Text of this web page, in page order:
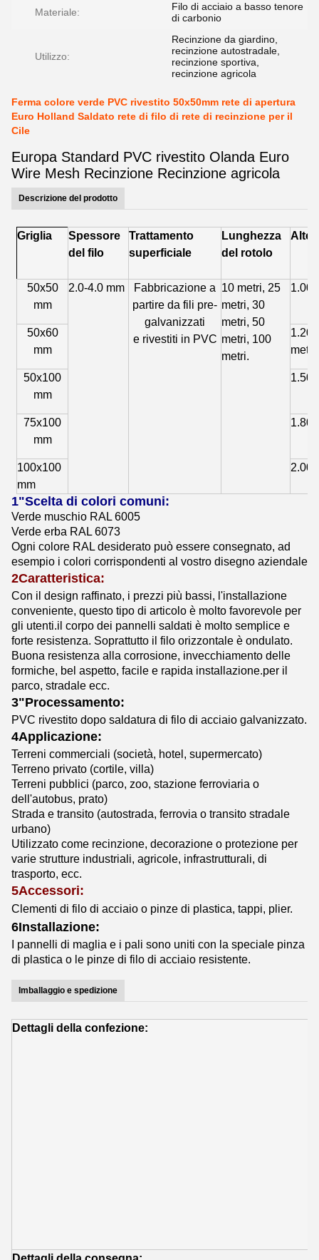
Materiale:
Filo di acciaio a basso tenore
di carbonio
Utilizzo:
Recinzione da giardino,
recinzione autostradale,
recinzione sportiva,
recinzione agricola
Ferma colore verde PVC rivestito 50x50mm rete di apertura
Euro Holland Saldato rete di filo di rete di recinzione per il
Cile
Europa Standard PVC rivestito Olanda Euro
Wire Mesh Recinzione Recinzione agricola
Descrizione del prodotto
Griglia
Spessore
del filo
Trattamento
superficiale
Lunghezza
del rotolo
50x50
mm
2.0-4.0 mm
Fabbricazione a
partire da fili pre-
galvanizzati
e rivestiti in PVC
10 metri, 25
metri, 30
metri, 50
metri, 100
metri.
50x60
mm
1.20
metri
50x100
mm
75x100
mm
100x100
mm
1"Scelta di colori comuni:
Verde muschio RAL 6005
Verde erba RAL 6073
Ogni colore RAL desiderato può essere consegnato, ad
esempio i colori corrispondenti al vostro disegno aziendale
2Caratteristica:
Con il design raffinato, i prezzi più bassi, l'installazione
conveniente, questo tipo di articolo è molto favorevole per
gli utenti.il corpo dei pannelli saldati è molto semplice e
forte resistenza. Soprattutto il filo orizzontale è ondulato.
Buona resistenza alla corrosione, invecchiamento delle
formiche, bel aspetto, facile e rapida installazione.per il
parco, stradale ecc.
3"Processamento:
PVC rivestito dopo saldatura di filo di acciaio galvanizzato.
4Applicazione:
Terreni commerciali (società, hotel, supermercato)
Terreno privato (cortile, villa)
Terreni pubblici (parco, zoo, stazione ferroviaria o
dell'autobus, prato)
Strada e transito (autostrada, ferrovia o transito stradale
urbano)
Utilizzato come recinzione, decorazione o protezione per
varie strutture industriali, agricole, infrastrutturali, di
trasporto, ecc.
5Accessori:
Clementi di filo di acciaio o pinze di plastica, tappi, plier.
6Installazione:
I pannelli di maglia e i pali sono uniti con la speciale pinza
di plastica o le pinze di filo di acciaio resistente.
Imballaggio e spedizione
Dettagli della confezione: